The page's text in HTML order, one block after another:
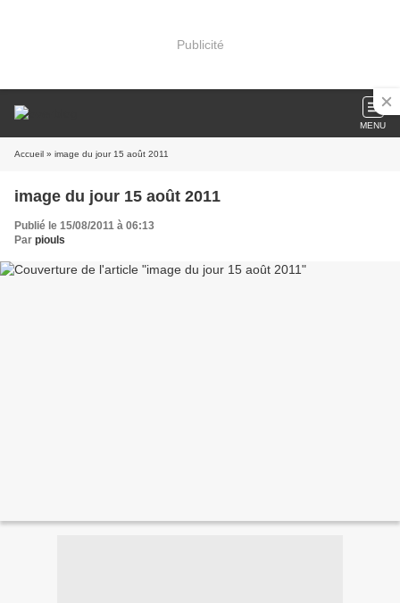
Publicité
MENU
Accueil » image du jour 15 août 2011
image du jour 15 août 2011
Publié le 15/08/2011 à 06:13
Par piouls